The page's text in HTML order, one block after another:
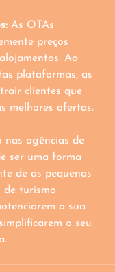
As OTAs
preços
Ao
plataformas, as
clientes que
melhores ofertas.
nas agências de
ser uma forma
de as pequenas
de turismo
a sua
o seu